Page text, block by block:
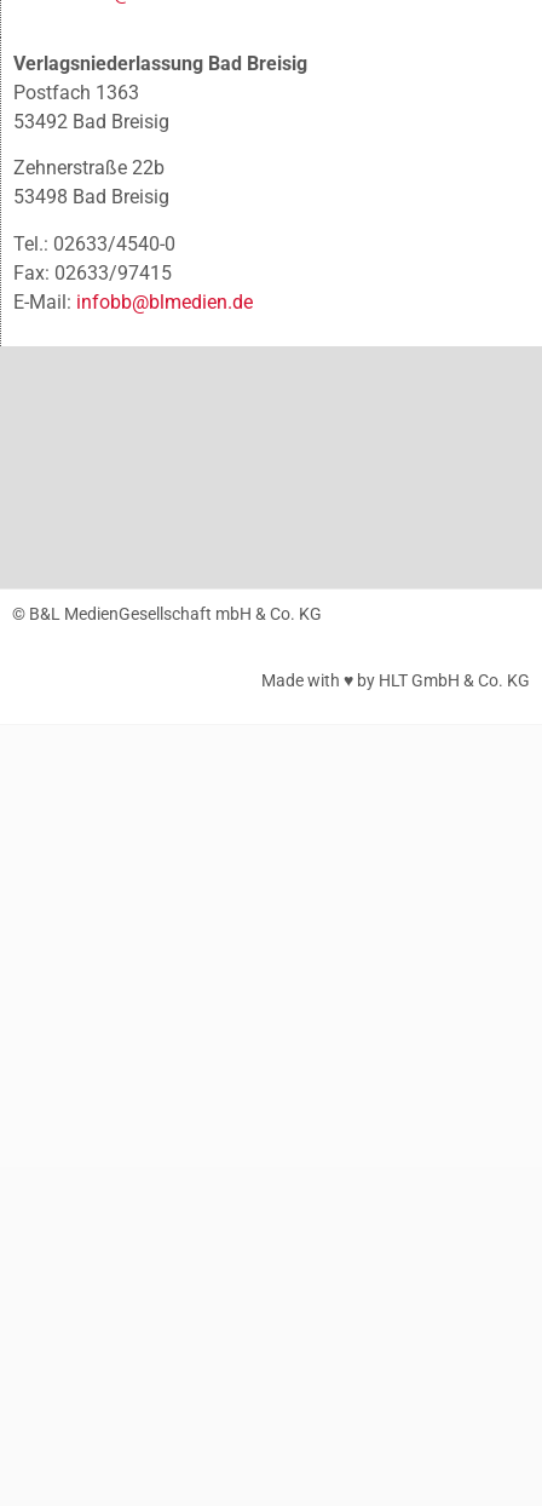
Verlagsniederlassung Bad Breisig
Postfach 1363
53492 Bad Breisig
Zehnerstraße 22b
53498 Bad Breisig
Tel.: 02633/4540-0
Fax: 02633/97415
E-Mail: infobb@blmedien.de
© B&L MedienGesellschaft mbH & Co. KG
Made with ♥ by HLT GmbH & Co. KG